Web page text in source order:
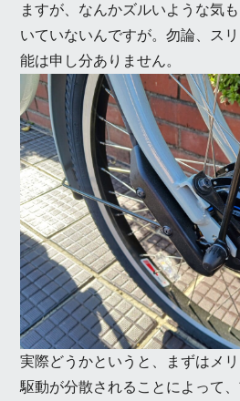
ますが、なんかズルいような気
いていないんですが。勿論、ス
能は申し分ありません。
実際どうかというと、まずはメリ
駆動が分散されることによって